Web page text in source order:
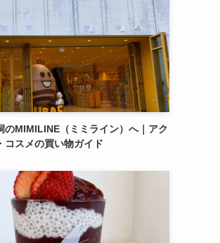
のMIMILINE（ミミライン）へ｜アク
コスメの買い物ガイド